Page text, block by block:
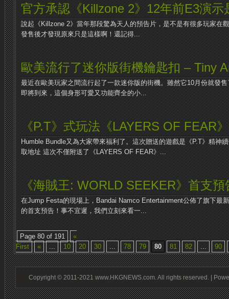
官方承認《Killzone 2》12年前E3演示
說起《Killzone 2》當年那段驚為天人的預告片，是不是有很多玩家在
發售後才發現原來只是這樣啊！還記得...
歐美流行了迷你版街機鑰匙扣 – Tiny
最近在歐美玩家之間流行起了一款迷你版的街機。雖然它10月份就發
即將到來，這個身形可愛又功能齊全的小...
《P.T》式玩法《LAYERS OF FEAR
Humble Bundle又為大家帶來福利了。這次贈送的遊戲是《P.T》精神
取地址 這次不僅附送了《LAYERS OF FEAR》...
《海賊王: WORLD SEEKER》首支
在Jump Festa的現場上，Bandai Namco Entertainment公佈了旗下最
的首支預告！事不宜遲，我們立刻來看一...
Page 80 of 191
«
First
« ... 10 20 30 ... 78 79 80 81 82 ... 90
Copyright © 2011-2021 www.HKGNEWS.com. All rights reserved. |